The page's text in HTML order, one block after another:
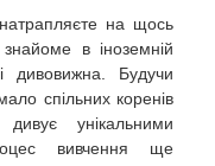
на щось
в іноземній
дивовижна. Будучи
спільних коренів
унікальними
вивчення ще